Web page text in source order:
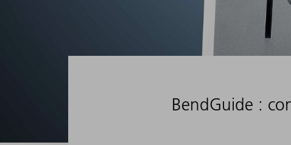
BendGuide :